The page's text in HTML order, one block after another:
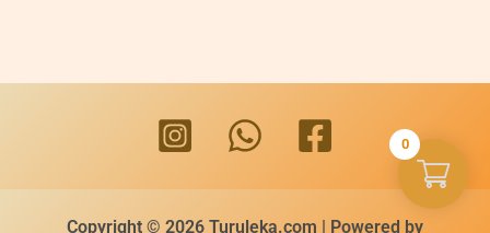
Copyright © 2026 Turuleka.com | Powered by
0